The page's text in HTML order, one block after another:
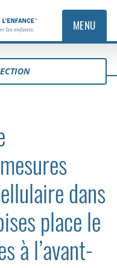
MENU
dans
place le
à l’avant-